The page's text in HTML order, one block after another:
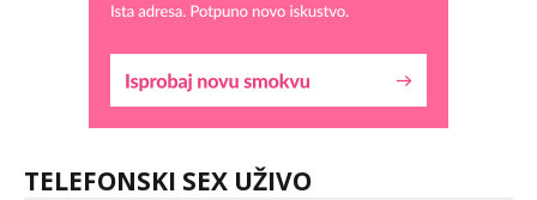
TELEFONSKI SEX UŽIVO
Kristina
Razgovaram :)
Učiteljica iz predgrađa traži...
- Kod: #160
tel:0,93€ - mob:1,12€ min